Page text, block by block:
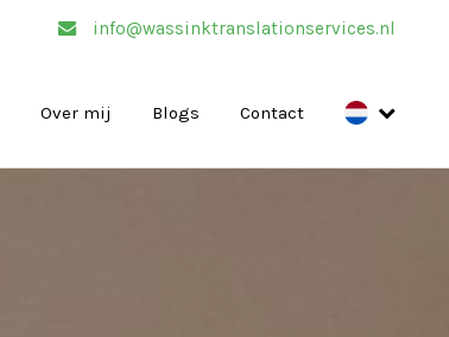
info@wassinktranslationservices.nl
Over mij Blogs Contact